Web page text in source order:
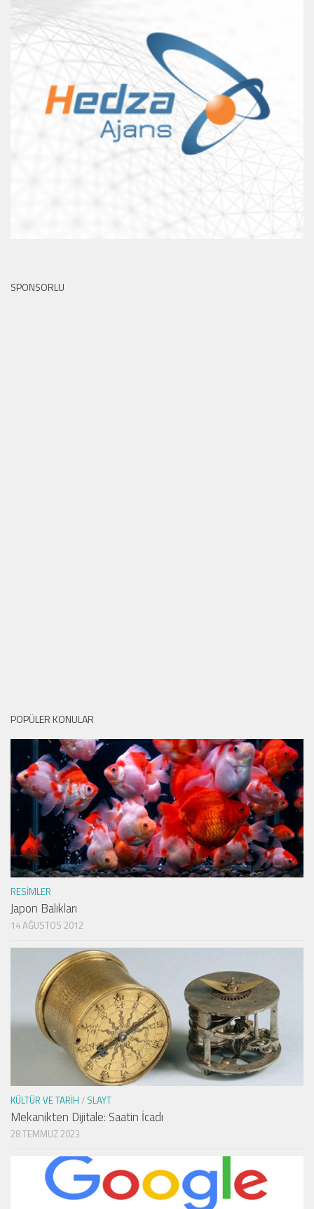
SPONSORLU
POPÜLER KONULAR
RESIMLER
Japon Balıkları
14 AĞUSTOS 2012
KÜLTÜR VE TARIH / SLAYT
Mekanikten Dijitale: Saatin İcadı
28 TEMMUZ 2023